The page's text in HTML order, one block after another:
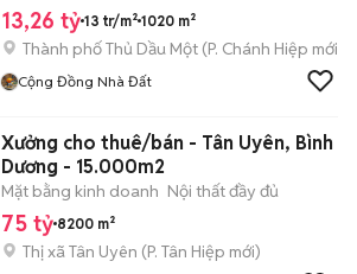
13,26 tỷ 13 tr/m² 1020 m²
Thành phố Thủ Dầu Một (P. Chánh Hiệp mới)
Cộng Đồng Nhà Đất
Xưởng cho thuê/bán - Tân Uyên, Bình
Dương - 15.000m2
Mặt bằng kinh doanh Nội thất đầy đủ
75 tỷ 8200 m²
Thị xã Tân Uyên (P. Tân Hiệp mới)